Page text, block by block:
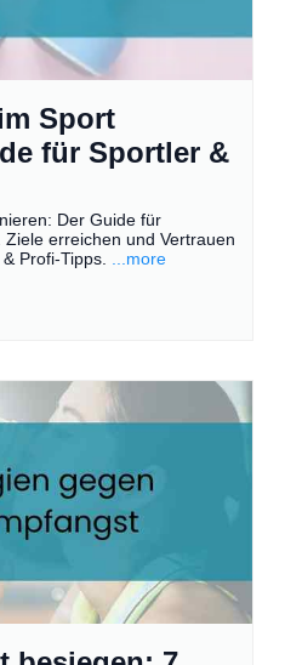
Sport
für Sportler &
Der Guide für
erreichen und Vertrauen
Profi-Tipps.
...more